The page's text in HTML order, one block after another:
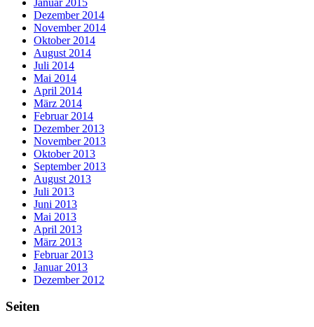
Dezember 2014
November 2014
Oktober 2014
August 2014
Juli 2014
Mai 2014
April 2014
März 2014
Februar 2014
Dezember 2013
November 2013
Oktober 2013
September 2013
August 2013
Juli 2013
Juni 2013
Mai 2013
April 2013
März 2013
Februar 2013
Januar 2013
Dezember 2012
Seiten